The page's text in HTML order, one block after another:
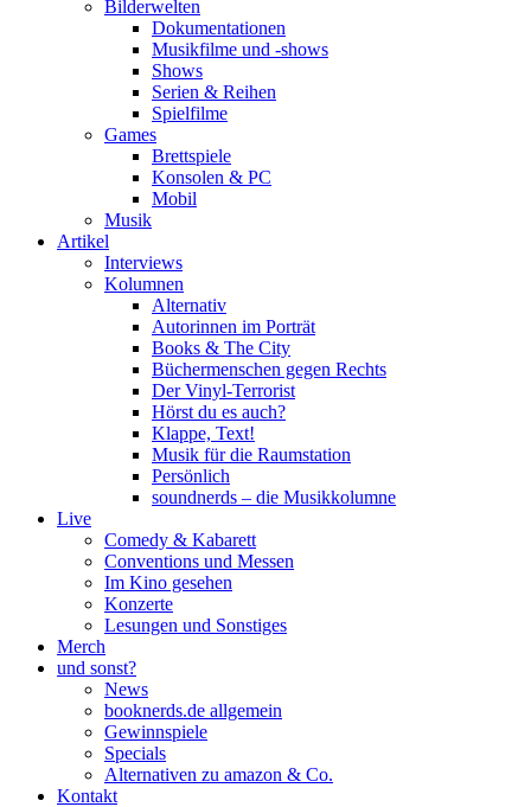
Bilderwelten
Dokumentationen
Musikfilme und -shows
Shows
Serien & Reihen
Spielfilme
Games
Brettspiele
Konsolen & PC
Mobil
Musik
Artikel
Interviews
Kolumnen
Alternativ
Autorinnen im Porträt
Books & The City
Büchermenschen gegen Rechts
Der Vinyl-Terrorist
Hörst du es auch?
Klappe, Text!
Musik für die Raumstation
Persönlich
soundnerds – die Musikkolumne
Live
Comedy & Kabarett
Conventions und Messen
Im Kino gesehen
Konzerte
Lesungen und Sonstiges
Merch
und sonst?
News
booknerds.de allgemein
Gewinnspiele
Specials
Alternativen zu amazon & Co.
Kontakt